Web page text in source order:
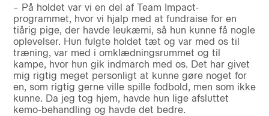
– På holdet var vi en del af Team Impact-
programmet, hvor vi hjalp med at fundraise for en
tiårig pige, der havde leukæmi, så hun kunne få nogle
oplevelser. Hun fulgte holdet tæt og var med os til
træning, var med i omklædningsrummet og til
kampe, hvor hun gik indmarch med os. Det har givet
mig rigtig meget personligt at kunne gøre noget for
en, som rigtig gerne ville spille fodbold, men som ikke
kunne. Da jeg tog hjem, havde hun lige afsluttet
kemo-behandling og havde det bedre.